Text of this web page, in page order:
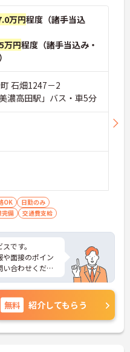
万円程度（諸手当込
万円程度（諸手当込み・
石畑1247－2
濃高田駅」バス・車5分
OK
日勤のみ
完備 交通費支給
です。
や面接のポイン
い合わせくださ
無料 紹介してもらう